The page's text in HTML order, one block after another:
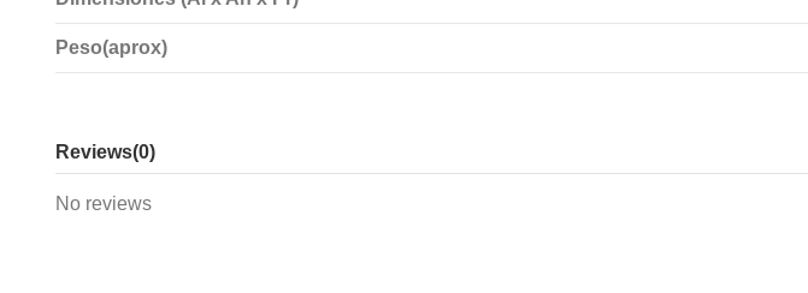
Peso(aprox)
Reviews(0)
No reviews